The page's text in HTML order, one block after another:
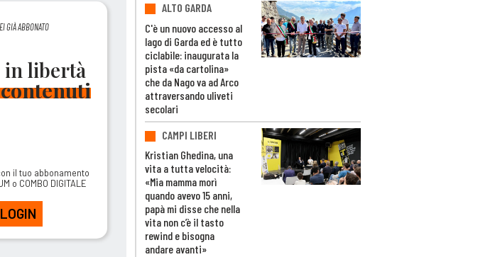
GIÀ ABBONATO
in libertà
il tuo abbonamento
o COMBO DIGITALE
LOGIN
ALTO GARDA
C'è un nuovo accesso al
lago di Garda ed è tutto
ciclabile: inaugurata la
pista «da cartolina»
che da Nago va ad Arco
attraversando uliveti
secolari
CAMPI LIBERI
Kristian Ghedina, una
vita a tutta velocità:
«Mia mamma morì
quando avevo 15 anni,
papà mi disse che nella
vita non c’è il tasto
rewind e bisogna
andare avanti»